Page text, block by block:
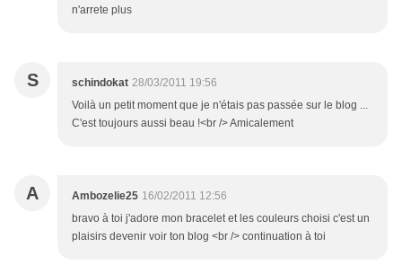
n'arrete plus
S schindokat 28/03/2011 19:56
Voilà un petit moment que je n'étais pas passée sur le blog ...
C'est toujours aussi beau !<br /> Amicalement
A Ambozelie25 16/02/2011 12:56
bravo à toi j'adore mon bracelet et les couleurs choisi c'est un
plaisirs devenir voir ton blog <br /> continuation à toi